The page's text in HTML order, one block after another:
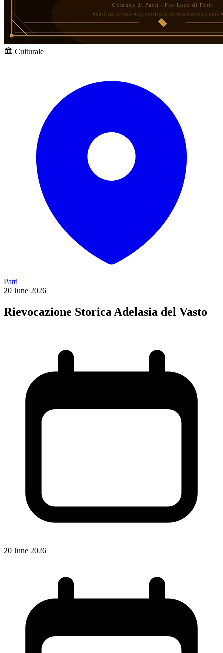
🏛️ Culturale
Patti
20 June 2026
Rievocazione Storica Adelasia del Vasto
20 June 2026